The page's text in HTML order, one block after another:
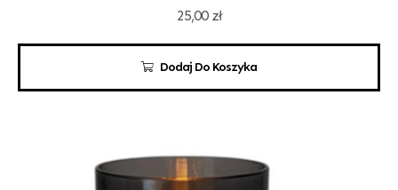
Dodaj Do Koszyka
25,00 zł